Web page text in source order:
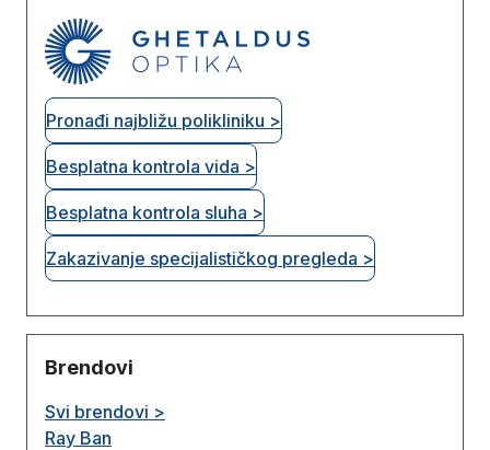
Pronađi najbližu polikliniku >
Besplatna kontrola vida >
Besplatna kontrola sluha >
Zakazivanje specijalističkog pregleda >
Brendovi
Svi brendovi >
Ray Ban